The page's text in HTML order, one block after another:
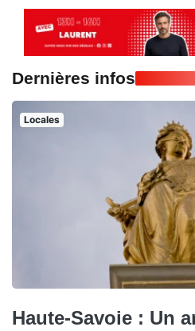
Dernières infos
Locales
Haute-Savoie : Un